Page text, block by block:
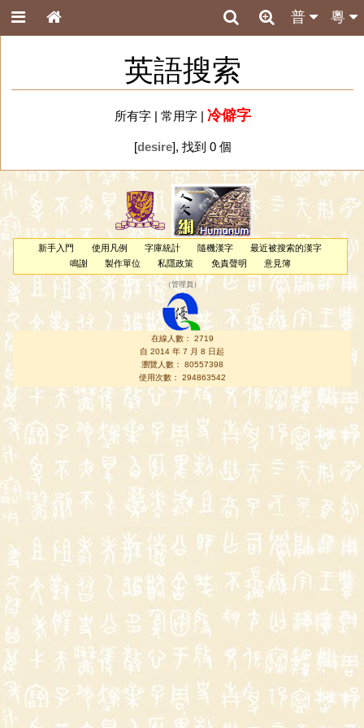
粵
普
英語搜索
所有字| 常用字| 冷僻字
[desire], 找到 0 個
新手入門 使用凡例 字庫統計 隨機漢字
最近被搜索的漢字
鳴謝
製作單位 私隱政策 免責聲明 意見簿
（管理員 ）
在線人數： 2719
自 2014 年 7 月 8 日起
瀏覽人數： 80557398
使用次數： 294863542